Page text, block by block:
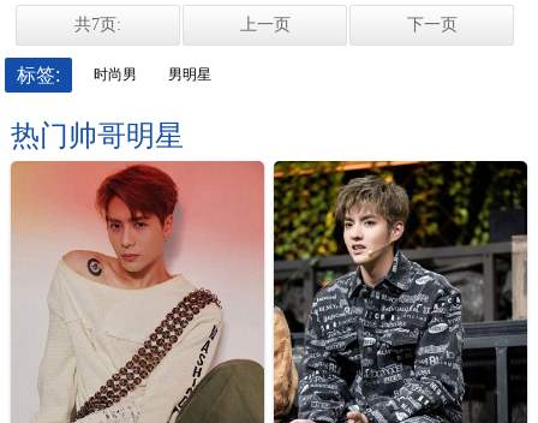
共7页: 上一页 下一页
标签: 时尚男 男明星
热门帅哥明星